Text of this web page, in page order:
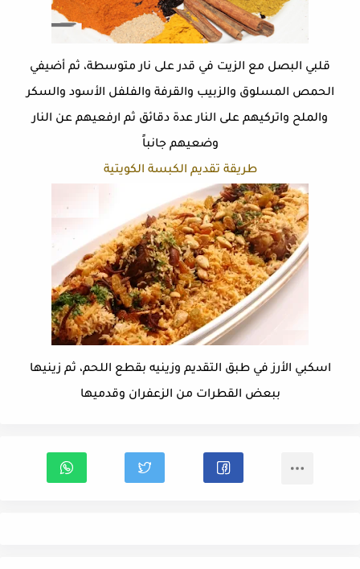
قلبي البصل مع الزيت في قدر على نار متوسطة، ثم أضيفي
الحمص المسلوق والزبيب والقرفة والفلفل الأسود والسكر
والملح واتركيهم على النار عدة دقائق ثم ارفعيهم عن النار
وضعيهم جانباً
طريقة تقديم الكبسة الكويتية
اسكبي الأرز في طبق التقديم وزينيه بقطع اللحم، ثم زينيها
ببعض القطرات من الزعفران وقدميها